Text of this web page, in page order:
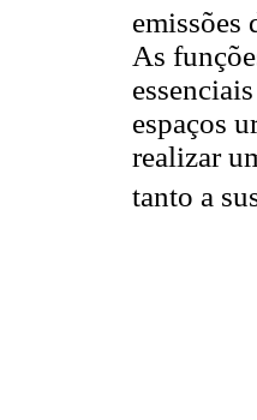
emissões
As
espaços
realizar
tanto a